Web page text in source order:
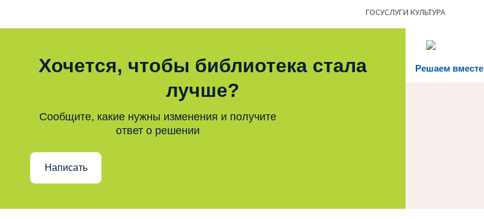
ГОСУСЛУГИ КУЛЬТУРА
Решаем вместе
Хочется, чтобы библиотека стала
лучше?
Сообщите, какие нужны изменения и получите
ответ о решении
Написать